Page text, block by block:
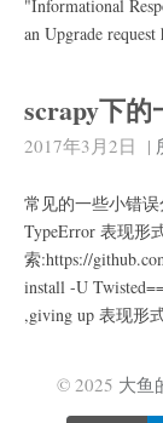
"Informational
an Upgrade
scrapy下
2017年3月2日 |
常见的一些小错
TypeError 表现形
索:https://
install -U
,giving up 表现
© 2025 大鱼